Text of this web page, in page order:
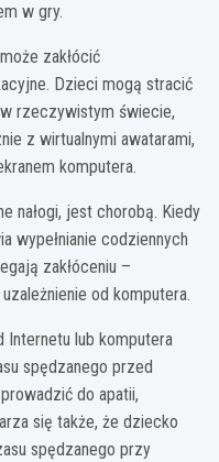
w gry.
zakłócić
Dzieci mogą stracić
rzeczywistym świecie,
z wirtualnymi awatarami,
komputera.
nałogi, jest chorobą. Kiedy
wypełnianie codziennych
zakłóceniu –
od komputera.
Internetu lub komputera
spędzanego przed
do apatii,
się także, że dziecko
spędzanego przy